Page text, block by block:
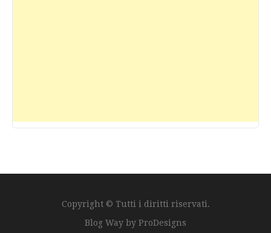
Copyright © Tutti i diritti riservati.
Blog Way by ProDesigns